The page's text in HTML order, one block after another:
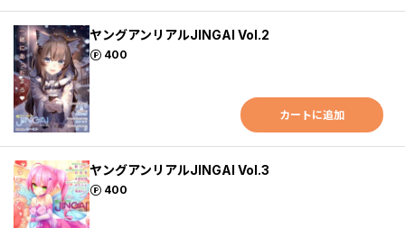
ヤングアンリアルJINGAI Vol.2
400
ポイント
カートに追加
ヤングアンリアルJINGAI Vol.3
400
ポイント